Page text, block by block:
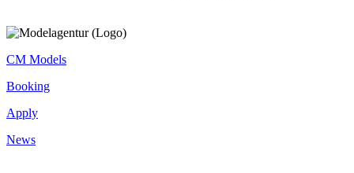
CM Models
Booking
Apply
News